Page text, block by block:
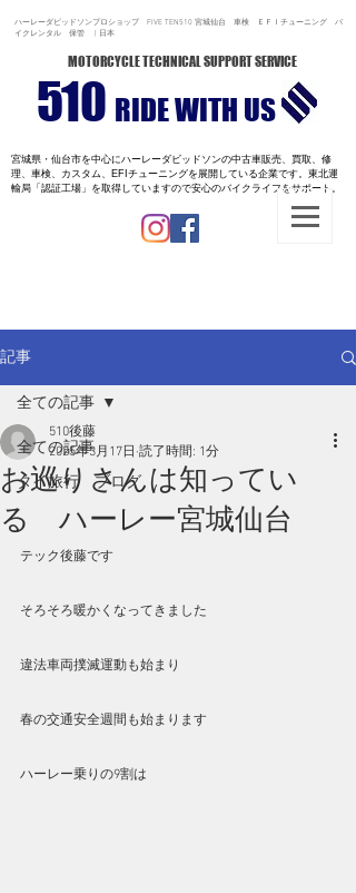
ハーレーダビッドソンプロショップ FIVE TEN510 宮城仙台 車検 ＥＦＩチューニング バ
イクレンタル 保管 | 日本
MOTORCYCLE TECHNICAL SUPPORT SERVICE
510 RIDE WITH US
宮城県・仙台市を中心にハーレーダビッドソンの中古車販売、買取、修
理、車検、カスタム、EFIチューニングを展開している企業です。 東北運
輸局「認証工場」を取得していますので安心のバイクライフをサポート。
記事
全ての記事
タイ旅行 ブログ
全ての記事
お巡りさんは知ってい
る ハーレー宮城仙台
510後藤
2025年3月17日 読了時間: 1分
テック後藤です
そろそろ暖かくなってきました
違法車両撲滅運動も始まり
春の交通安全週間も始まります
ハーレー乗りの9割は